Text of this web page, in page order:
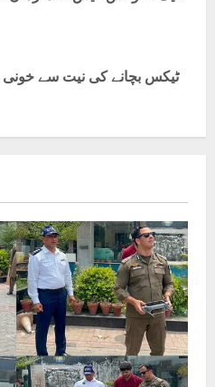
ٹیکس بچانے کی نیت سے خونی